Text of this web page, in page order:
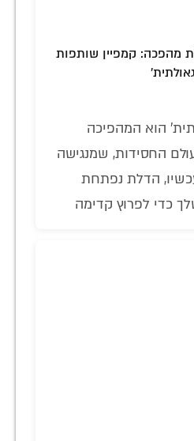
מהפכה: קמפיין שותפות
הוא המהפיכה
החסידות, שמנגישה
הדלת נפתחת
כדי לפרוץ קדימה